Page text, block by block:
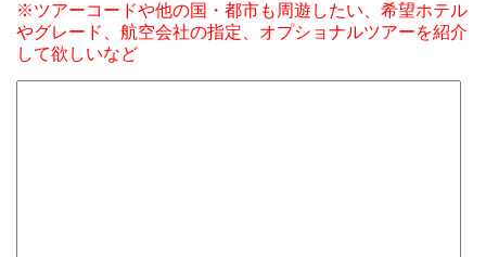
※ツアーコードや他の国・都市も周遊したい、希望ホテル
やグレード、航空会社の指定、オプショナルツアーを紹介
して欲しいなど